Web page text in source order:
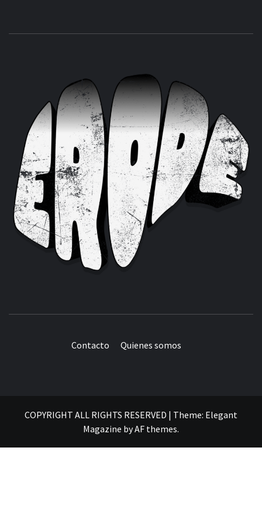
Contacto Quienes somos
COPYRIGHT ALL RIGHTS RESERVED | Theme: Elegant
Magazine byAF themes.